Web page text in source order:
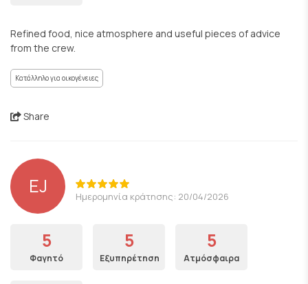
Refined food, nice atmosphere and useful pieces of advice
from the crew.
Κατάλληλο για οικογένειες
Share
EJ Ημερομηνία κράτησης: 20/04/2026
5
Φαγητό
5
Εξυπηρέτηση
5
Ατμόσφαιρα